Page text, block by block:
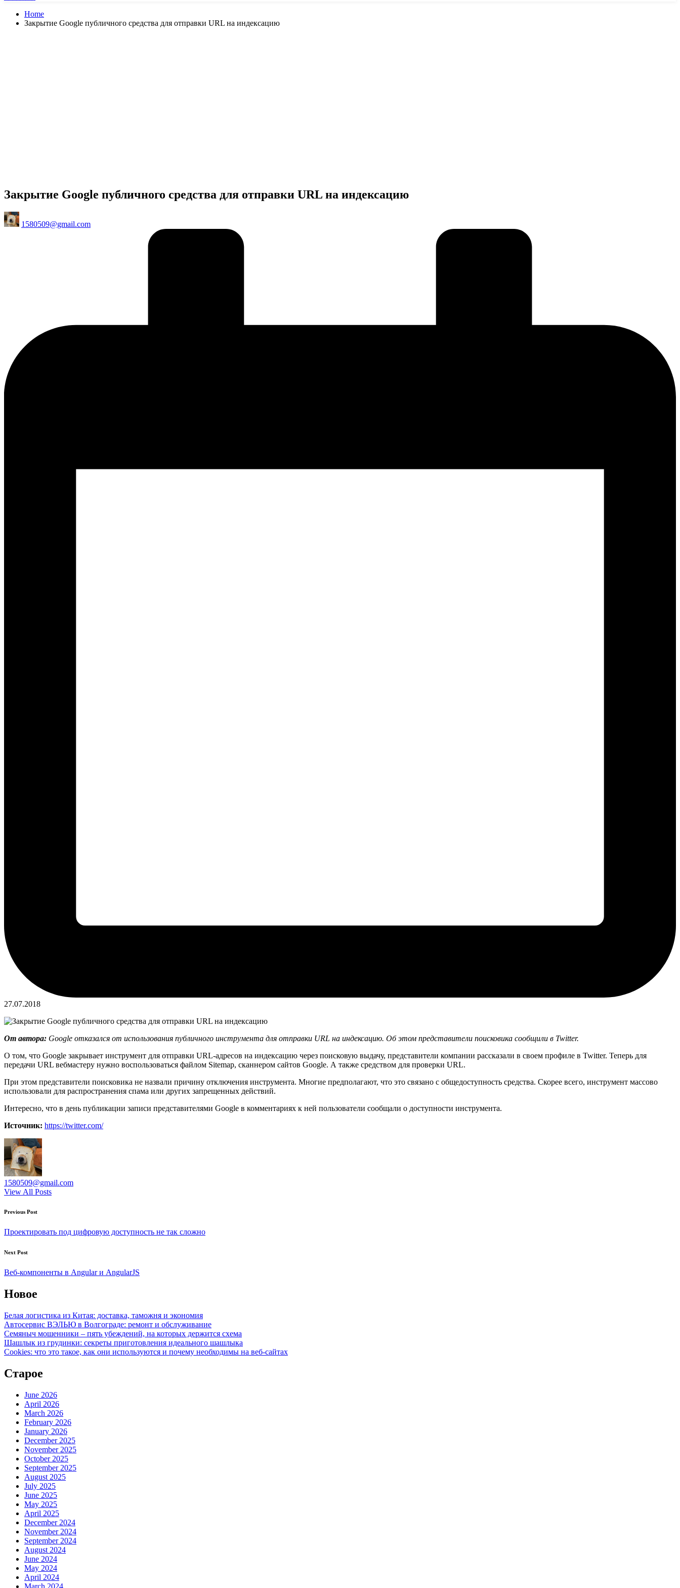
Home
Закрытие Google публичного средства для отправки URL на индексацию
Закрытие Google публичного средства для отправки URL на индексацию
Posted
by
1580509@gmail.com
27.07.2018
От автора: Google отказался от использования публичного инструмента для отправки URL на индексацию. Об этом представители поисковика сообщили в Twitter.
О том, что Google закрывает инструмент для отправки URL-адресов на индексацию через поисковую выдачу, представители компании рассказали в своем профиле в Twitter. Теперь для
передачи URL вебмастеру нужно воспользоваться файлом Sitemap, сканнером сайтов Google. А также средством для проверки URL.
При этом представители поисковика не назвали причину отключения инструмента. Многие предполагают, что это связано с общедоступность средства. Скорее всего, инструмент массово
использовали для распространения спама или других запрещенных действий.
Интересно, что в день публикации записи представителями Google в комментариях к ней пользователи сообщали о доступности инструмента.
Источник: https://twitter.com/
1580509@gmail.com
View All Posts
Post
navigation
Previous Post
Проектировать под цифровую доступность не так сложно
Next Post
Веб-компоненты в Angular и AngularJS
Новое
Белая логистика из Китая: доставка, таможня и экономия
Автосервис ВЭЛЬЮ в Волгограде: ремонт и обслуживание
Семяныч мошенники – пять убеждений, на которых держится схема
Шашлык из грудинки: секреты приготовления идеального шашлыка
Cookies: что это такое, как они используются и почему необходимы на веб-сайтах
Старое
June 2026
April 2026
March 2026
February 2026
January 2026
December 2025
November 2025
October 2025
September 2025
August 2025
July 2025
June 2025
May 2025
April 2025
December 2024
November 2024
September 2024
August 2024
June 2024
May 2024
April 2024
March 2024